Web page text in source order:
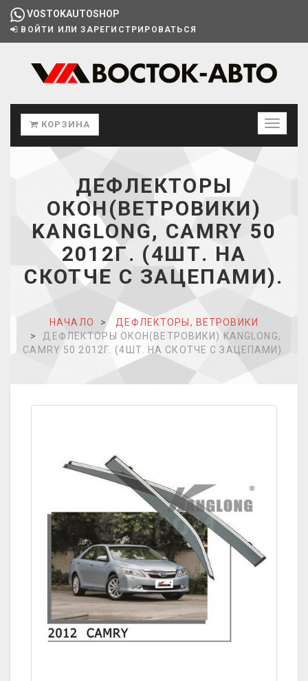
VOSTOKAUTOSHOP
ВОЙТИ ИЛИ ЗАРЕГИСТРИРОВАТЬСЯ
КОРЗИНА
ДЕФЛЕКТОРЫ
ОКОН(ВЕТРОВИКИ)
KANGLONG, CAMRY 50
2012Г. (4ШТ. НА
СКОТЧЕ С ЗАЦЕПАМИ).
НАЧАЛО
ДЕФЛЕКТОРЫ, ВЕТРОВИКИ
ДЕФЛЕКТОРЫ ОКОН(ВЕТРОВИКИ) KANGLONG,
CAMRY 50 2012Г. (4ШТ. НА СКОТЧЕ С ЗАЦЕПАМИ).